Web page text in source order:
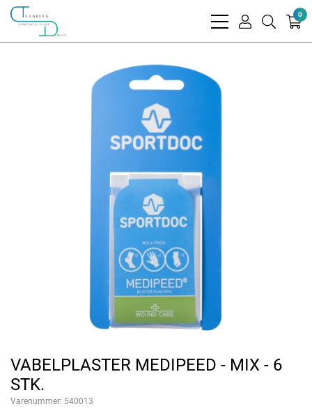
bars
user
search
0
VABELPLASTER MEDIPEED - MIX - 6
STK.
Varenummer: 540013